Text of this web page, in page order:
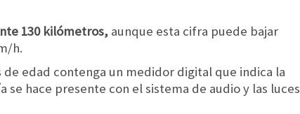
130 kilómetros, aunque esta cifra puede bajar
h.
de edad contenga un medidor digital que indica la
hace presente con el sistema de audio y las luces